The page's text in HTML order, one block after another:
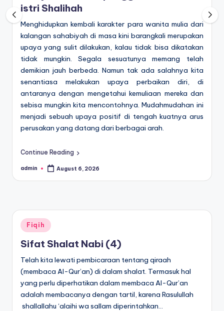
istri Shalihah
Menghidupkan kembali karakter para wanita mulia dari
kalangan sahabiyah di masa kini barangkali merupakan
upaya yang sulit dilakukan, kalau tidak bisa dikatakan
tidak mungkin. Segala sesuatunya memang telah
demikian jauh berbeda. Namun tak ada salahnya kita
senantiasa melakukan upaya perbaikan diri, di
antaranya dengan mengetahui kemuliaan mereka dan
sebisa mungkin kita mencontohnya. Mudahmudahan ini
menjadi sebuah upaya positif di tengah kuatnya arus
perusakan yang datang dari berbagai arah.
Continue Reading
Posted
admin August 6, 2026
Posted
in
Fiqih
Sifat Shalat Nabi (4)
Telah kita lewati pembicaraan tentang qiraah
(membaca Al-Qur’an) di dalam shalat. Termasuk hal
yang perlu diperhatikan dalam membaca Al-Qur’an
adalah membacanya dengan tartil, karena Rasulullah
shallallahu ‘alaihi wa sallam diperintahkan…